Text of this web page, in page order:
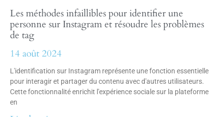
Les méthodes infaillibles pour identifier une
personne sur Instagram et résoudre les problèmes
de tag
14 août 2024
L'identification sur Instagram représente une fonction essentielle
pour interagir et partager du contenu avec d'autres utilisateurs.
Cette fonctionnalité enrichit l'expérience sociale sur la plateforme
en